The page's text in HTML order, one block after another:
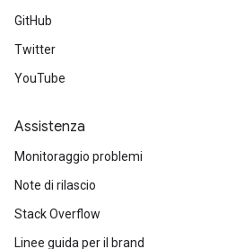
GitHub
Twitter
YouTube
Assistenza
Monitoraggio problemi
Note di rilascio
Stack Overflow
Linee guida per il brand